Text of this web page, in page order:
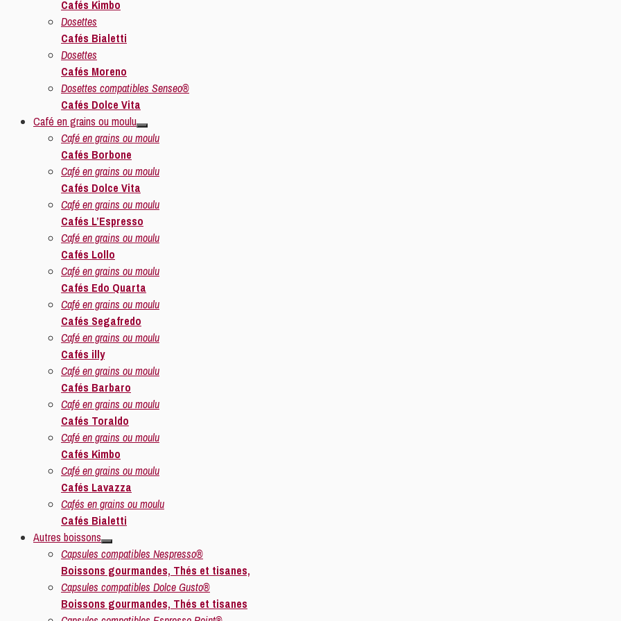
Cafés Kimbo
Dosettes
Cafés Bialetti
Dosettes
Cafés Moreno
Dosettes compatibles Senseo®
Cafés Dolce Vita
Café en grains ou moulu
Café en grains ou moulu
Cafés Borbone
Café en grains ou moulu
Cafés Dolce Vita
Café en grains ou moulu
Cafés L’Espresso
Café en grains ou moulu
Cafés Lollo
Café en grains ou moulu
Cafés Edo Quarta
Café en grains ou moulu
Cafés Segafredo
Café en grains ou moulu
Cafés illy
Café en grains ou moulu
Cafés Barbaro
Café en grains ou moulu
Cafés Toraldo
Café en grains ou moulu
Cafés Kimbo
Café en grains ou moulu
Cafés Lavazza
Cafés en grains ou moulu
Cafés Bialetti
Autres boissons
Capsules compatibles Nespresso®
Boissons gourmandes, Thés et tisanes,
Capsules compatibles Dolce Gusto®
Boissons gourmandes, Thés et tisanes